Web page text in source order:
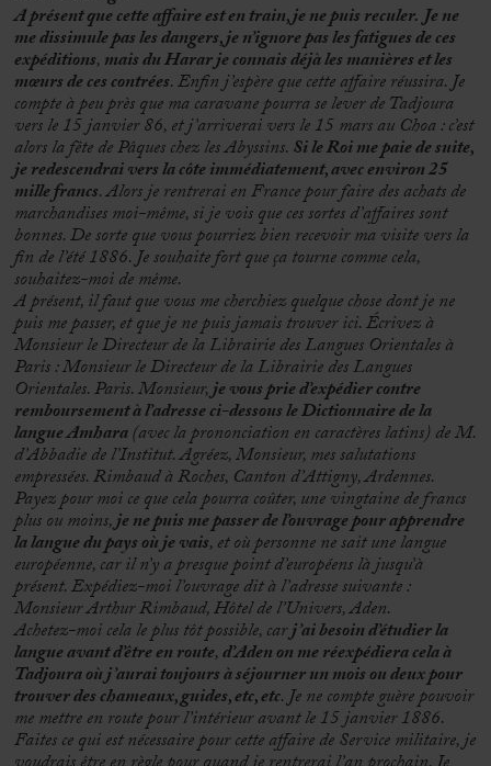
A présent que cette affaire est en train, je ne puis reculer.Je ne
me dissimule pas les dangers, je n’ignore pas les fatigues de ces
expéditions,mais du Harar je connais déjà les manières et les
mœurs de ces contrées. Enfin j’espère que cette affaire réussira. Je
compte à peu près que ma caravane pourra se lever de Tadjoura
vers le 15 janvier 86, et j’arriverai vers le 15 mars au Choa : c’est
alors la fête de Pâques chez les Abyssins. Si le Roi me paie de suite,
je redescendrai vers la côte immédiatement, avec environ 25
mille francs. Alors je rentrerai en France pour faire des achats de
marchandises moi-même, si je vois que ces sortes d’affaires sont
bonnes. De sorte que vous pourriez bien recevoir ma visite vers la
fin de l’été 1886. Je souhaite fort que ça tourne comme cela,
souhaitez-moi de même.
A présent, il faut que vous me cherchiez quelque chose dont je ne
puis me passer, et que je ne puis jamais trouver ici. Écrivez à
Monsieur le Directeur de la Librairie des Langues Orientales à
Paris : Monsieur le Directeur de la Librairie des Langues
Orientales. Paris. Monsieur,je vous prie d’expédier contre
remboursement à l’adresse ci-dessous le Dictionnaire de la
langue Amhara(avec la prononciation en caractères latins) de M.
d’Abbadie de l’Institut. Agréez, Monsieur, mes salutations
empressées. Rimbaud à Roches, Canton d’Attigny, Ardennes.
Payez pour moi ce que cela pourra coûter, une vingtaine de francs
plus ou moins,je ne puis me passer de l’ouvrage pour apprendre
la langue du pays où je vais, et où personne ne sait une langue
européenne, car il n’y a presque point d’européens là jusqu’à
présent. Expédiez-moi l’ouvrage dit à l’adresse suivante :
Monsieur Arthur Rimbaud, Hôtel de l’Univers, Aden.
Achetez-moi cela le plus tôt possible, carj’ai besoin d’étudier la
langue avant d’être en route,d’Aden on me réexpédiera cela à
Tadjoura où j’aurai toujours à séjourner un mois ou deux pour
trouver des chameaux, guides, etc, etc. Je ne compte guère pouvoir
me mettre en route pour l’intérieur avant le 15 janvier 1886.
Faites ce qui est nécessaire pour cette affaire de Service militaire, je